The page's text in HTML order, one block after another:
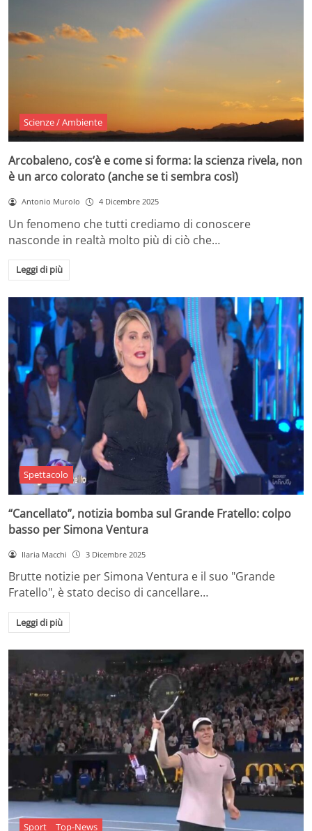
Scienze / Ambiente
Arcobaleno, cos’è e come si forma: la scienza rivela, non
è un arco colorato (anche se ti sembra così)
Antonio Murolo 4 Dicembre 2025
Un fenomeno che tutti crediamo di conoscere
nasconde in realtà molto più di ciò che…
Leggi di più
Spettacolo
“Cancellato”, notizia bomba sul Grande Fratello: colpo
basso per Simona Ventura
Ilaria Macchi 3 Dicembre 2025
Brutte notizie per Simona Ventura e il suo "Grande
Fratello", è stato deciso di cancellare…
Leggi di più
Sport Top-News